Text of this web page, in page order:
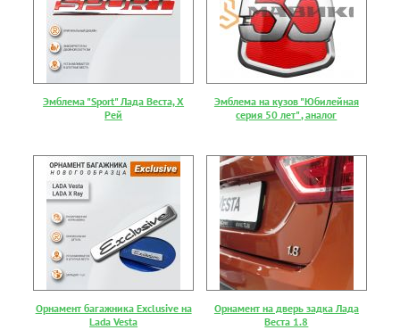
Эмблема "Sport" Лада Веста, Х
Рей
Эмблема на кузов "Юбилейная
серия 50 лет" , аналог
Орнамент багажника Exclusive на
Lada Vesta
Орнамент на дверь задка Лада
Веста 1.8